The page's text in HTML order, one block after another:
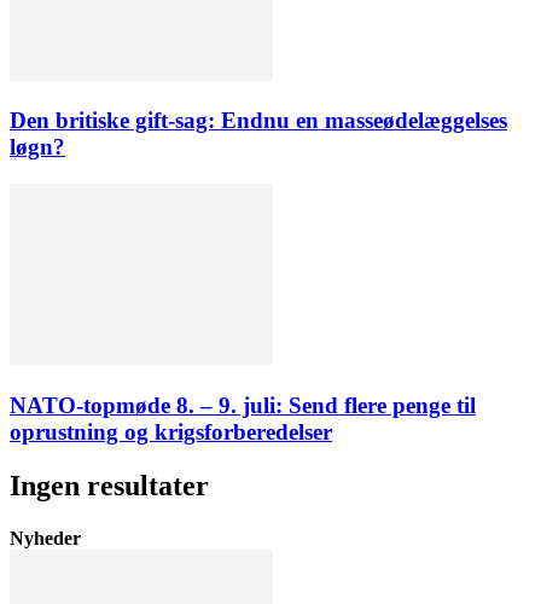
Den britiske gift-sag: Endnu en masseødelæggelses
løgn?
NATO-topmøde 8. – 9. juli: Send flere penge til
oprustning og krigsforberedelser
Ingen resultater
Nyheder